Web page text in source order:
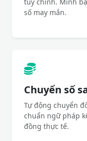
số may mắn.
Chuyển số
Tự động chuyển
chuẩn ngữ pháp
đồng thực tế.